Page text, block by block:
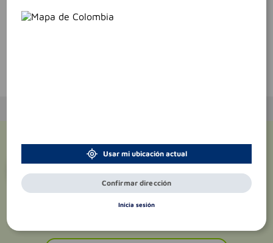
Sin comentarios.
¡Suscríbete y recibepromociones
exclusivas!
Usar mi ubicación actual
Confirmar dirección
Inicia sesión